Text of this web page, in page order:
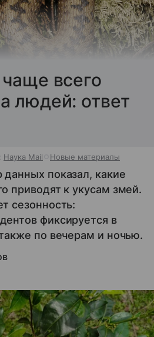
всего
людей: ответ
Наука Mail Новые материалы
показал, какие
приводят к укусам змей.
сезонность:
фиксируется в
по вечерам и ночью.